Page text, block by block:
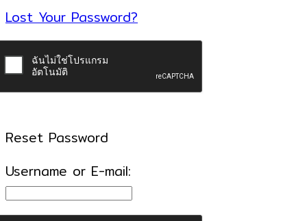
Lost Your Password?
Reset Password
Username or E-mail: